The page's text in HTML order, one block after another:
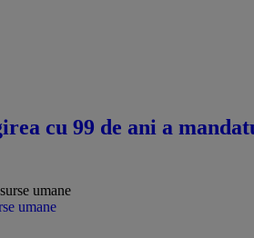
cu 99 de ani a
umane